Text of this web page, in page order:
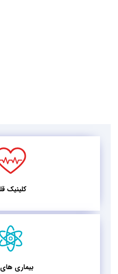
کلینیک
بیماری